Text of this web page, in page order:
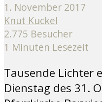
1. November 2017
Knut Kuckel
2.775 Besucher
1 Minuten Lesezeit
Tausende Lichter
Dienstag des 31.